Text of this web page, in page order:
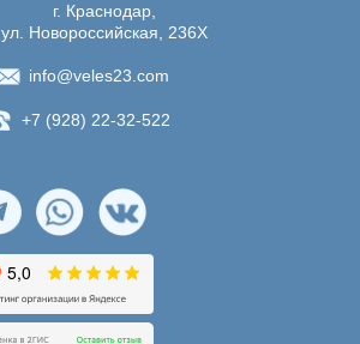
г. Краснодар,
ул. Новороссийская, 236Х
+7 (928) 22-32-522
info@veles23.com